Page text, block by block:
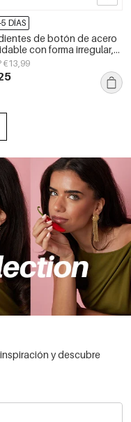
DÍAS
de botón de acero
con forma irregular,
de la serie Daily
joyería para mujer.
€13,99
y descubre